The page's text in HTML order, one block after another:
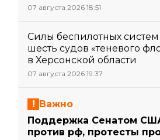
07 августа 2026 18:51
Силы беспилотных
шесть судов «теневого
в Херсонской области
07 августа 2026 19:37
Важно
Поддержка Сенатом
против рф, протесты